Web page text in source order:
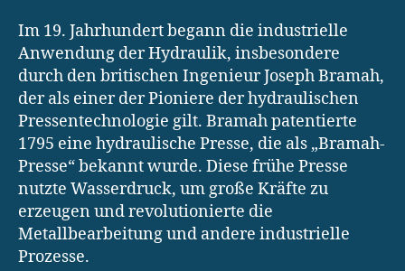
Im 19. Jahrhundert begann die industrielle
Anwendung der Hydraulik, insbesondere
durch den britischen Ingenieur Joseph Bramah,
der als einer der Pioniere der hydraulischen
Pressentechnologie gilt. Bramah patentierte
1795 eine hydraulische Presse, die als „Bramah-
Presse“ bekannt wurde. Diese frühe Presse
nutzte Wasserdruck, um große Kräfte zu
erzeugen und revolutionierte die
Metallbearbeitung und andere industrielle
Prozesse.